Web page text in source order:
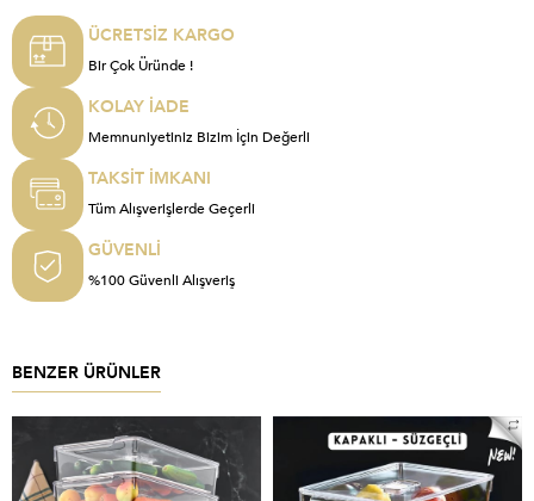
ÜCRETSİZ KARGO
Bir Çok Üründe !
KOLAY İADE
Memnuniyetiniz Bizim İçin Değerli
TAKSİT İMKANI
Tüm Alışverişlerde Geçerli
GÜVENLİ
%100 Güvenli Alışveriş
BENZER ÜRÜNLER
YENI ÜRÜN YENI ÜRÜN